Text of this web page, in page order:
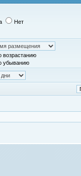
Нет
возрастанию
убыванию